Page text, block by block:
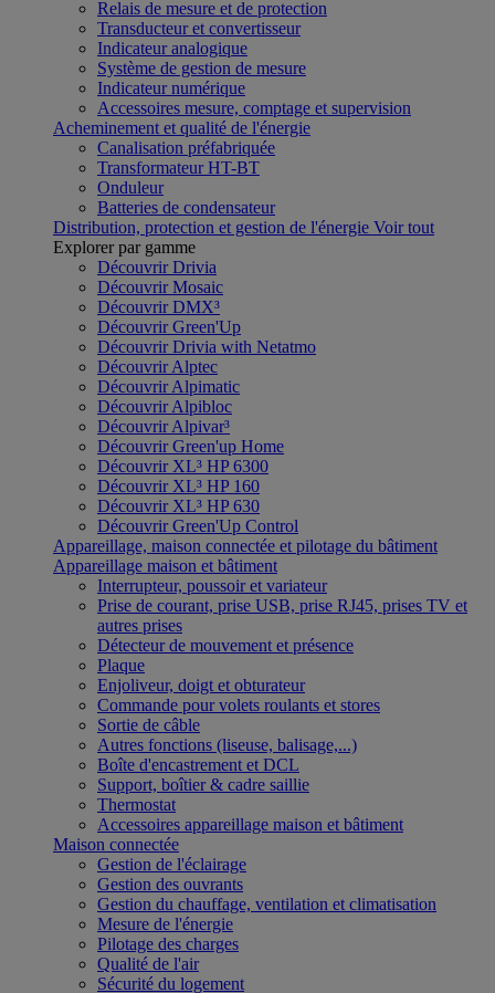
Relais de mesure et de protection
Transducteur et convertisseur
Indicateur analogique
Système de gestion de mesure
Indicateur numérique
Accessoires mesure, comptage et supervision
Acheminement et qualité de l'énergie
Canalisation préfabriquée
Transformateur HT-BT
Onduleur
Batteries de condensateur
Distribution, protection et gestion de l'énergie Voir tout
Explorer par gamme
Découvrir Drivia
Découvrir Mosaic
Découvrir DMX³
Découvrir Green'Up
Découvrir Drivia with Netatmo
Découvrir Alptec
Découvrir Alpimatic
Découvrir Alpibloc
Découvrir Alpivar³
Découvrir Green'up Home
Découvrir XL³ HP 6300
Découvrir XL³ HP 160
Découvrir XL³ HP 630
Découvrir Green'Up Control
Appareillage, maison connectée et pilotage du bâtiment
Appareillage maison et bâtiment
Interrupteur, poussoir et variateur
Prise de courant, prise USB, prise RJ45, prises TV et
autres prises
Détecteur de mouvement et présence
Plaque
Enjoliveur, doigt et obturateur
Commande pour volets roulants et stores
Sortie de câble
Autres fonctions (liseuse, balisage,...)
Boîte d'encastrement et DCL
Support, boîtier & cadre saillie
Thermostat
Accessoires appareillage maison et bâtiment
Maison connectée
Gestion de l'éclairage
Gestion des ouvrants
Gestion du chauffage, ventilation et climatisation
Mesure de l'énergie
Pilotage des charges
Qualité de l'air
Sécurité du logement